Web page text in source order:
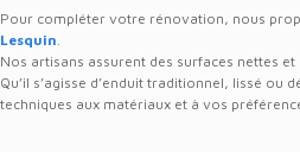
Pour compléter votre rénovation, nous
Lesquin.
Nos artisans assurent des surfaces nettes et
Qu’il s’agisse d’enduit traditionnel, lissé ou
techniques aux matériaux et à vos